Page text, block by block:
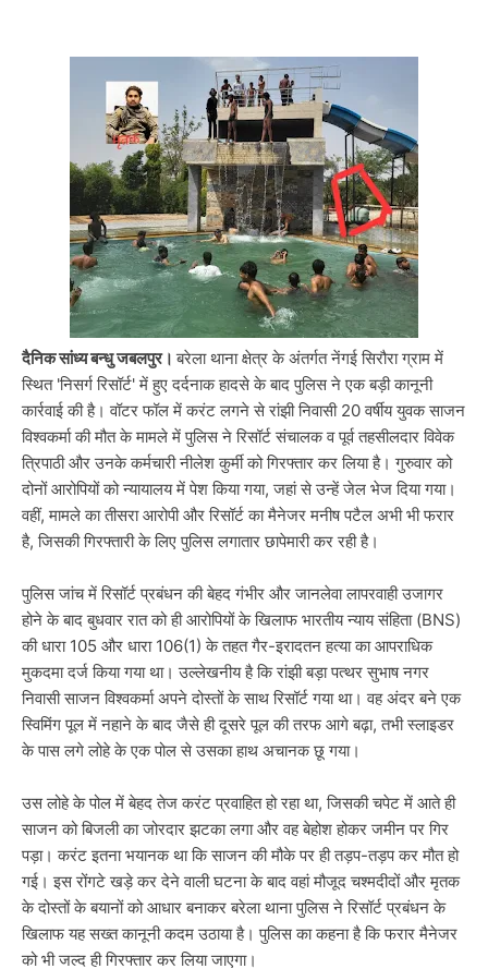
दैनिक सांध्य बन्धु जबलपुर।बरेला थाना क्षेत्र के अंतर्गत नेंगई सिरौरा ग्राम में
स्थित 'निसर्ग रिसॉर्ट' में हुए दर्दनाक हादसे के बाद पुलिस ने एक बड़ी कानूनी
कार्रवाई की है। वॉटर फॉल में करंट लगने से रांझी निवासी 20 वर्षीय युवक साजन
विश्वकर्मा की मौत के मामले में पुलिस ने रिसॉर्ट संचालक व पूर्व तहसीलदार विवेक
त्रिपाठी और उनके कर्मचारी नीलेश कुर्मी को गिरफ्तार कर लिया है। गुरुवार को
दोनों आरोपियों को न्यायालय में पेश किया गया, जहां से उन्हें जेल भेज दिया गया।
वहीं, मामले का तीसरा आरोपी और रिसॉर्ट का मैनेजर मनीष पटैल अभी भी फरार
है, जिसकी गिरफ्तारी के लिए पुलिस लगातार छापेमारी कर रही है।
पुलिस जांच में रिसॉर्ट प्रबंधन की बेहद गंभीर और जानलेवा लापरवाही उजागर
होने के बाद बुधवार रात को ही आरोपियों के खिलाफ भारतीय न्याय संहिता (BNS)
की धारा 105 और धारा 106(1) के तहत गैर-इरादतन हत्या का आपराधिक
मुकदमा दर्ज किया गया था। उल्लेखनीय है कि रांझी बड़ा पत्थर सुभाष नगर
निवासी साजन विश्वकर्मा अपने दोस्तों के साथ रिसॉर्ट गया था। वह अंदर बने एक
स्विमिंग पूल में नहाने के बाद जैसे ही दूसरे पूल की तरफ आगे बढ़ा, तभी स्लाइडर
के पास लगे लोहे के एक पोल से उसका हाथ अचानक छू गया।
उस लोहे के पोल में बेहद तेज करंट प्रवाहित हो रहा था, जिसकी चपेट में आते ही
साजन को बिजली का जोरदार झटका लगा और वह बेहोश होकर जमीन पर गिर
पड़ा। करंट इतना भयानक था कि साजन की मौके पर ही तड़प-तड़प कर मौत हो
गई। इस रोंगटे खड़े कर देने वाली घटना के बाद वहां मौजूद चश्मदीदों और मृतक
के दोस्तों के बयानों को आधार बनाकर बरेला थाना पुलिस ने रिसॉर्ट प्रबंधन के
खिलाफ यह सख्त कानूनी कदम उठाया है। पुलिस का कहना है कि फरार मैनेजर
को भी जल्द ही गिरफ्तार कर लिया जाएगा।